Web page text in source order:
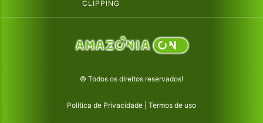
CLIPPING
© Todos os direitos reservados!
Política de Privacidade Termos de uso